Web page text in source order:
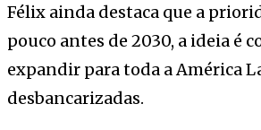
Félix ainda destaca que a
pouco antes de 2030, a ideia é
expandir para toda a América
desbancarizadas.